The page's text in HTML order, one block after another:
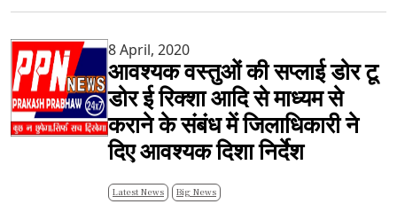
8 April, 2020
आवश्यक वस्तुओं की सप्लाई डोर टू
डोर ई रिक्शा आदि से माध्यम से
कराने के संबंध में जिलाधिकारी ने
दिए आवश्यक दिशा निर्देश
Latest News Big News